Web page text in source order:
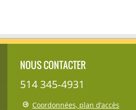
NOUS CONTACTER
514 345-4931
Coordonnées, plan d’accès